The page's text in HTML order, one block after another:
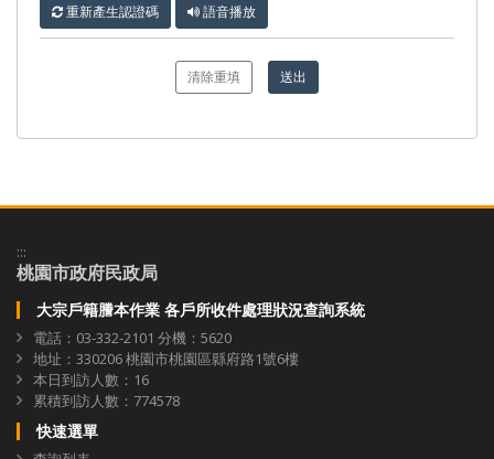
重新產生認證碼 語音播放
清除重填 送出
:::
桃園市政府民政局
大宗戶籍謄本作業 各戶所收件處理狀況查詢系統
電話：03-332-2101 分機：5620
地址：330206 桃園市桃園區縣府路1號6樓
本日到訪人數：16
累積到訪人數：774578
快速選單